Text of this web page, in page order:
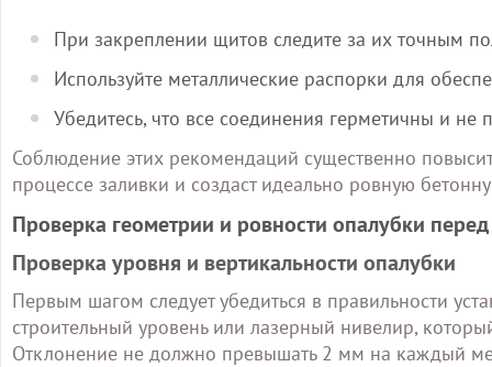
При закреплении щитов следите за их точным
Используйте металлические распорки для
Убедитесь, что все соединения герметичны и не
Соблюдение этих рекомендаций существенно
процессе заливки и создаст идеально ровную
Проверка геометрии и ровности опалубки
Проверка уровня и вертикальности опалубки
Первым шагом следует убедиться в правильности
строительный уровень или лазерный нивелир,
Отклонение не должно превышать 2 мм на каждый